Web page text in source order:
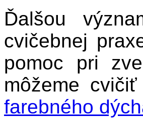
Ďalšou
cvičebnej
pomoc pri
môžeme
farebného